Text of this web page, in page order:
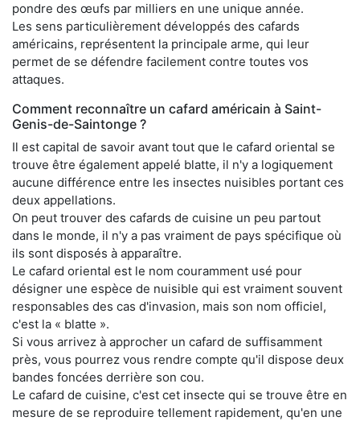
pondre des œufs par milliers en une unique année.
Les sens particulièrement développés des cafards
américains, représentent la principale arme, qui leur
permet de se défendre facilement contre toutes vos
attaques.
Comment reconnaître un cafard américain à Saint-
Genis-de-Saintonge ?
Il est capital de savoir avant tout que le cafard oriental se
trouve être également appelé blatte, il n'y a logiquement
aucune différence entre les insectes nuisibles portant ces
deux appellations.
On peut trouver des cafards de cuisine un peu partout
dans le monde, il n'y a pas vraiment de pays spécifique où
ils sont disposés à apparaître.
Le cafard oriental est le nom couramment usé pour
désigner une espèce de nuisible qui est vraiment souvent
responsables des cas d'invasion, mais son nom officiel,
c'est la « blatte ».
Si vous arrivez à approcher un cafard de suffisamment
près, vous pourrez vous rendre compte qu'il dispose deux
bandes foncées derrière son cou.
Le cafard de cuisine, c'est cet insecte qui se trouve être en
mesure de se reproduire tellement rapidement, qu'en une